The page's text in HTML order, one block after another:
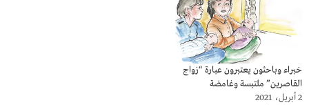
خبراء وباحثون يعتبرون عبارة “زواج
القاصرين” ملتبسة وغامضة
2 أبريل، 2021